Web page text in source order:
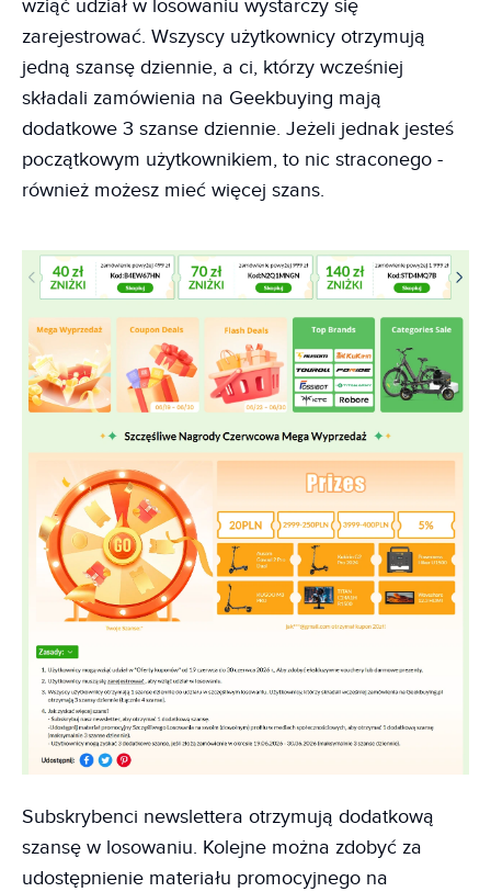
wziąć udział w losowaniu wystarczy się
zarejestrować. Wszyscy użytkownicy otrzymują
jedną szansę dziennie, a ci, którzy wcześniej
składali zamówienia na Geekbuying mają
dodatkowe 3 szanse dziennie. Jeżeli jednak jesteś
początkowym użytkownikiem, to nic straconego -
również możesz mieć więcej szans.
Subskrybenci newslettera otrzymują dodatkową
szansę w losowaniu. Kolejne można zdobyć za
udostępnienie materiału promocyjnego na